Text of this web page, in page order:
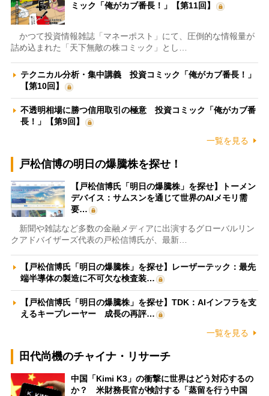
ミック「俺がカブ番長！」【第11回】
かつて投資情報雑誌「マネーポスト」にて、圧倒的な情報量が
詰め込まれた「天下無敵の株コミック」とし…
テクニカル分析・集中講義 投資コミック「俺がカブ番長！」
【第10回】
不透明相場に勝つ信用取引の極意 投資コミック「俺がカブ番
長！」【第9回】
一覧を見る
戸松信博の明日の爆騰株を探せ！
【戸松信博氏「明日の爆騰株」を探せ】トーメン
デバイス：サムスンを通じて世界のAIメモリ需
要…
新聞や雑誌など多数の金融メディアに出演するグローバルリン
クアドバイザーズ代表の戸松信博氏が、最新…
【戸松信博氏「明日の爆騰株」を探せ】レーザーテック：最先
端半導体の製造に不可欠な検査装…
【戸松信博氏「明日の爆騰株」を探せ】TDK：AIインフラを支
えるキープレーヤー 成長の再評…
一覧を見る
田代尚機のチャイナ・リサーチ
中国「Kimi K3」の衝撃に世界はどう対応するの
か？ 米財務長官が検討する「蒸留を行う中国